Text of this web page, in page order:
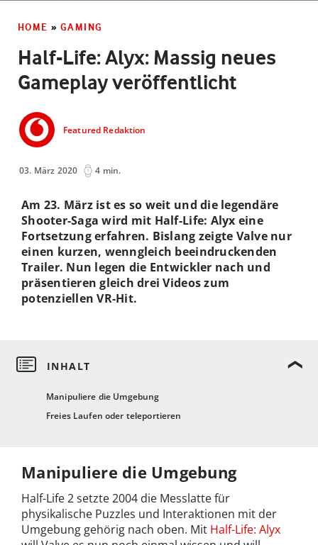
HOME » GAMING
Half-Life: Alyx: Massig neues
Gameplay veröffentlicht
Featured Redaktion
03. März 2020 4 min.
Manipuliere die Umgebung
Freies Laufen oder teleportieren
Am 23. März ist es so weit und die legendäre
Shooter-Saga wird mit Half-Life: Alyx eine
Fortsetzung erfahren. Bislang zeigte Valve nur
einen kurzen, wenngleich beeindruckenden
Trailer. Nun legen die Entwickler nach und
präsentieren gleich drei Videos zum
potenziellen VR-Hit.
Manipuliere die Umgebung
Half-Life 2 setzte 2004 die Messlatte für
physikalische Puzzles und Interaktionen mit der
Umgebung gehörig nach oben. Mit Half-Life: Alyx